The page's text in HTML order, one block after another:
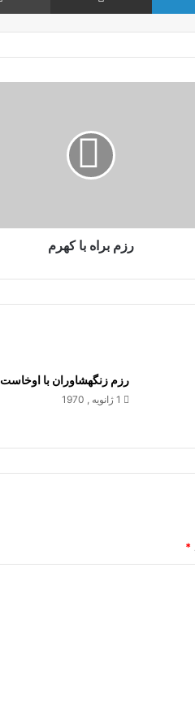
رزم براه با كهرم
رزم زنگه‏شاوران با اوخاست
1 ژانویه , 1970
*